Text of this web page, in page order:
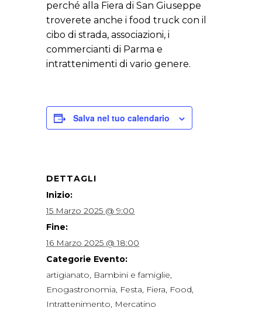
perché alla Fiera di San Giuseppe
troverete anche i food truck con il
cibo di strada, associazioni, i
commercianti di Parma e
intrattenimenti di vario genere.
Salva nel tuo calendario
DETTAGLI
Inizio:
15 Marzo 2025 @ 9:00
Fine:
16 Marzo 2025 @ 18:00
Categorie Evento:
artigianato, Bambini e famiglie,
Enogastronomia, Festa, Fiera, Food,
Intrattenimento, Mercatino